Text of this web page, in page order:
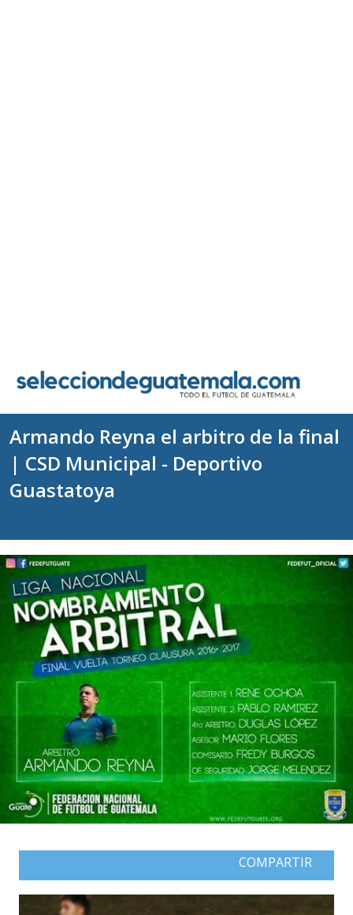
Armando Reyna el arbitro de la final
| CSD Municipal - Deportivo
Guastatoya
COMPARTIR